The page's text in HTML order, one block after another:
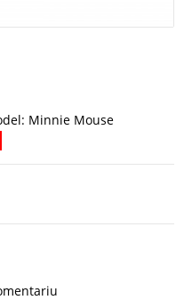
Minnie Mouse